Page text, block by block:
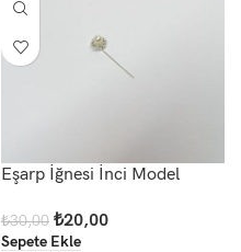
Eşarp İğnesi İnci Model
₺30,00 ₺20,00
Sepete Ekle